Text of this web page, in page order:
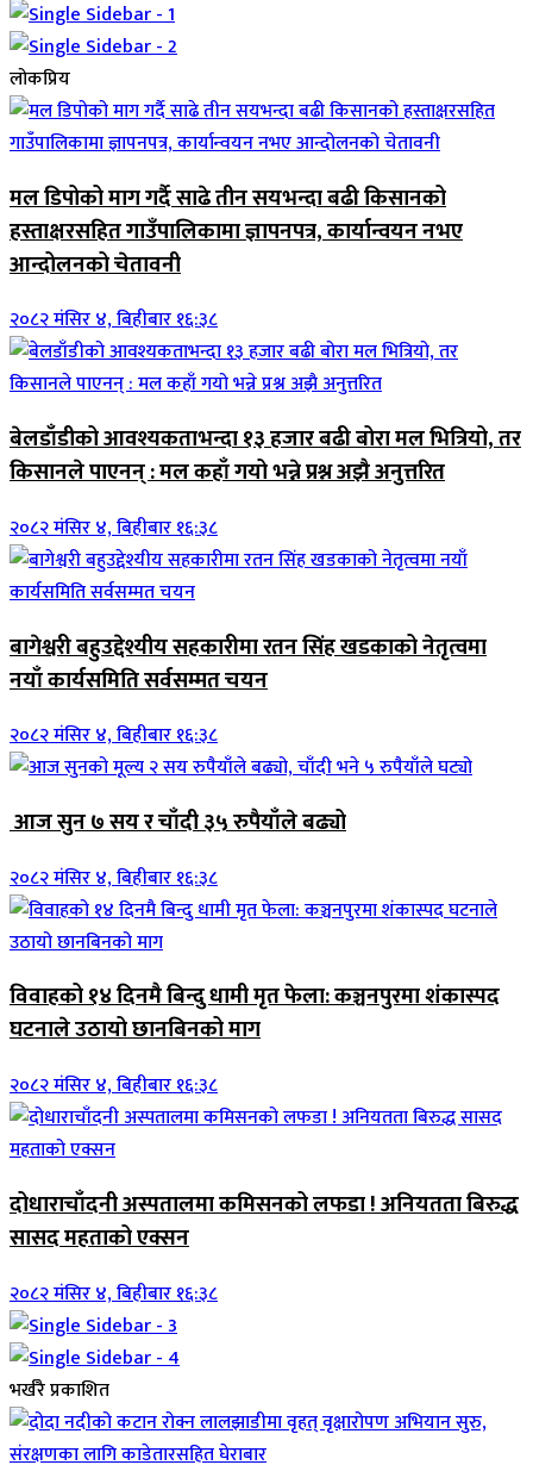
लोकप्रिय
मल डिपोको माग गर्दै साढे तीन सयभन्दा बढी किसानको
हस्ताक्षरसहित गाउँपालिकामा ज्ञापनपत्र, कार्यान्वयन नभए
आन्दोलनको चेतावनी
२०८२ मंसिर ४, बिहीबार १६:३८
बेलडाँडीको आवश्यकताभन्दा १३ हजार बढी बोरा मल भित्रियो, तर
किसानले पाएनन् : मल कहाँ गयो भन्ने प्रश्न अझै अनुत्तरित
२०८२ मंसिर ४, बिहीबार १६:३८
बागेश्वरी बहुउद्देश्यीय सहकारीमा रतन सिंह खडकाको नेतृत्वमा
नयाँ कार्यसमिति सर्वसम्मत चयन
२०८२ मंसिर ४, बिहीबार १६:३८
आज सुन ७ सय र चाँदी ३५ रुपैयाँले बढ्यो
२०८२ मंसिर ४, बिहीबार १६:३८
विवाहको १४ दिनमै बिन्दु धामी मृत फेला: कञ्चनपुरमा शंकास्पद
घटनाले उठायो छानबिनको माग
२०८२ मंसिर ४, बिहीबार १६:३८
दोधाराचाँदनी अस्पतालमा कमिसनको लफडा ! अनियतता बिरुद्ध
सासद महताको एक्सन
२०८२ मंसिर ४, बिहीबार १६:३८
भर्खरै प्रकाशित